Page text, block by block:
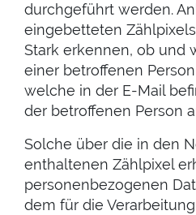
durchgeführt werden.
eingebetteten
Stark erkennen, ob und
einer betroffenen
welche in der E-Mail
der betroffenen Person
Solche über die in den
enthaltenen Zählpixel
personenbezogenen
dem für die